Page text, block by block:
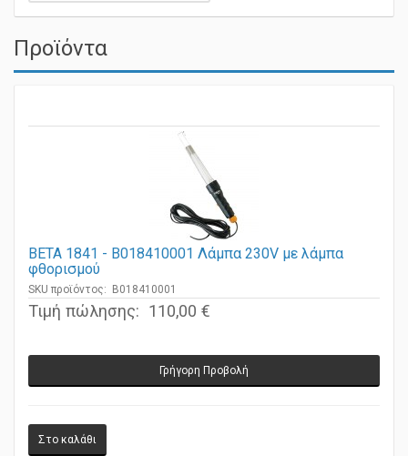
Προϊόντα
BETA 1841 - B018410001 Λάμπα 230V με λάμπα
φθορισμού
SKU προϊόντος: B018410001
Τιμή πώλησης: 110,00 €
Γρήγορη Προβολή